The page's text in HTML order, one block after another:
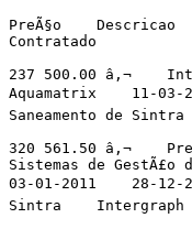
PreÃ§o
Contratado
237 500.00 â‚¬
Aquamatrix    11-03-
Saneamento de
320 561.50 â‚¬
Sistemas de GestÃ£o
03-01-2011    28-12-
Sintra    Intergraph